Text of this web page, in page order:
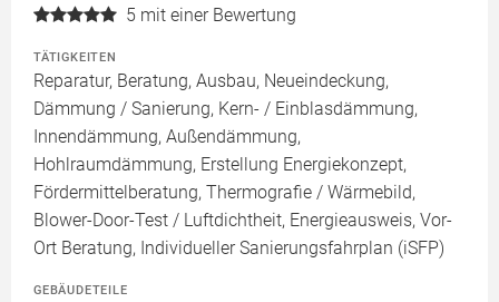
5 mit einer Bewertung
TÄTIGKEITEN
Reparatur, Beratung, Ausbau, Neueindeckung,
Dämmung / Sanierung, Kern- / Einblasdämmung,
Innendämmung, Außendämmung,
Hohlraumdämmung, Erstellung Energiekonzept,
Fördermittelberatung, Thermografie / Wärmebild,
Blower-Door-Test / Luftdichtheit, Energieausweis, Vor-
Ort Beratung, Individueller Sanierungsfahrplan (iSFP)
GEBÄUDETEILE